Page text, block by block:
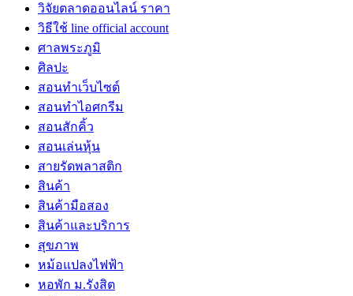
วิจัยตลาดออนไลน์ ราคา
วิธีใช้ line official account
ศาลพระภูมิ
ศิลปะ
สอนทำเว็บไซต์
สอนทำไอศกรีม
สอนสักคิ้ว
สอนเล่นหุ้น
สายรัดพลาสติก
สินค้า
สินค้ามือสอง
สินค้าและบริการ
สุขภาพ
หม้อแปลงไฟฟ้า
หอพัก ม.รังสิต